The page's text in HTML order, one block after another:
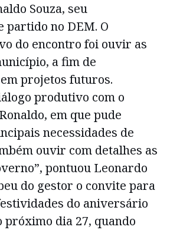
Souza, seu
partido no DEM. O
do encontro foi ouvir as
a fim de
projetos futuros.
produtivo com o
em que pude
necessidades de
ouvir com detalhes as
pontuou Leonardo
do gestor o convite para
do aniversário
próximo dia 27, quando